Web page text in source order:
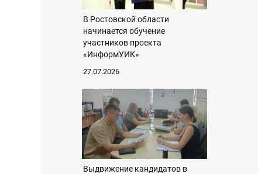
В Ростовской области
начинается обучение
участников проекта
«ИнформУИК»
27.07.2026
Выдвижение кандидатов в